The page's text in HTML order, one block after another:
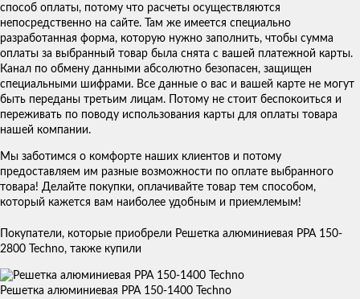
способ оплаты, потому что расчеты осуществляются
непосредственно на сайте. Там же имеется специально
разработанная форма, которую нужно заполнить, чтобы сумма
оплаты за выбранный товар была снята с вашей платежной карты.
Канал по обмену данными абсолютно безопасен, защищен
специальными шифрами. Все данные о вас и вашей карте не могут
быть переданы третьим лицам. Потому не стоит беспокоиться и
переживать по поводу использования карты для оплаты товара
нашей компании.
Мы заботимся о комфорте наших клиентов и потому
предоставляем им разные возможности по оплате выбранного
товара! Делайте покупки, оплачивайте товар тем способом,
который кажется вам наиболее удобным и приемлемым!
Покупатели, которые приобрели Решетка алюминиевая PPA 150-
2800 Techno, также купили
Решетка алюминиевая PPA 150-1400 Techno